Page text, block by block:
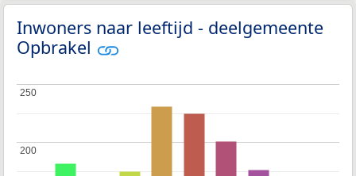
Inwoners naar leeftijd - deelgemeente
Opbrakel
200
200
250
250